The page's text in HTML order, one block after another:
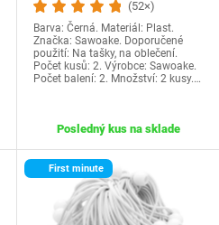
(52×)
Barva: Černá. Materiál: Plast.
Značka: Sawoake. Doporučené
použití: Na tašky, na oblečení.
Počet kusů: 2. Výrobce: Sawoake.
Počet balení: 2. Množství: 2 kusy.…
Posledný kus na sklade
First minute